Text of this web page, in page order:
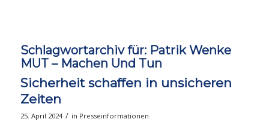
Schlagwortarchiv für: Patrik Wenke
MUT – Machen Und Tun
Sicherheit schaffen in unsicheren
Zeiten
25. April 2024 / in Presseinformationen